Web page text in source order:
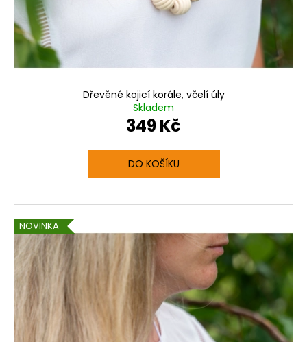
Dřevěné kojicí korále, včelí úly
Skladem
349 Kč
DO KOŠÍKU
NOVINKA